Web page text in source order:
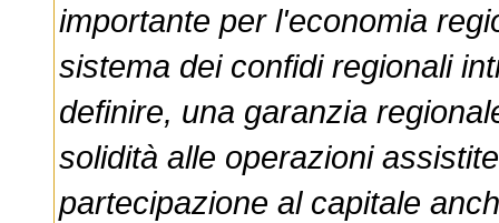
importante per l'economia
sistema dei confidi regionali
definire, una garanzia
solidità alle operazioni
partecipazione al capitale